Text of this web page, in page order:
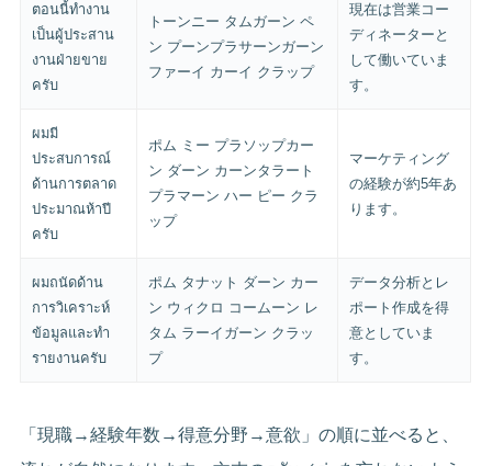
ตอนนี้ทำงาน
เป็นผู้ประสาน
งานฝ่ายขาย
ครับ
トーンニー タムガーン ペ
ン プーンプラサーンガーン
ファーイ カーイ クラップ
現在は営業コー
ディネーターと
して働いていま
す。
ผมมี
ประสบการณ์
ด้านการตลาด
ประมาณห้าปี
ครับ
ポム ミー プラソップカー
ン ダーン カーンタラート
プラマーン ハー ピー クラ
ップ
マーケティング
の経験が約5年あ
ります。
ผมถนัดด้าน
การวิเคราะห์
ข้อมูลและทำ
รายงานครับ
ポム タナット ダーン カー
ン ウィクロ コームーン レ
タム ラーイガーン クラッ
プ
データ分析とレ
ポート作成を得
意としていま
す。
「現職→経験年数→得意分野→意欲」の順に並べると、